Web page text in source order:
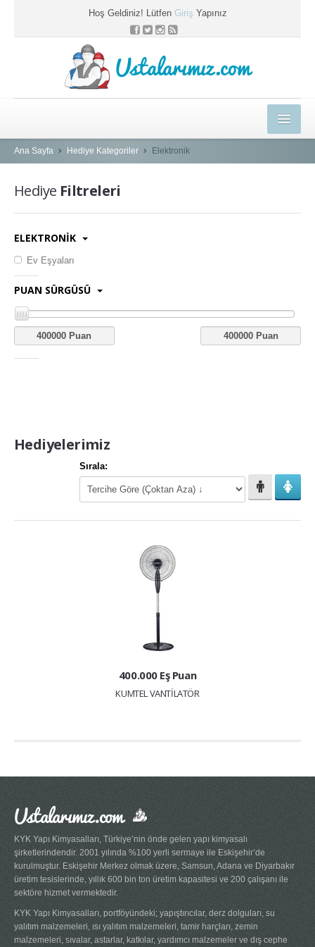
Hoş Geldiniz! Lütfen Giriş Yapınız
Ustalarımız.com
HEDİYELER
KYK BLOG
PROFESYONEL ÇÖZÜMLER
USTAMIZA ÖZEL
SEPETİM
Ana Sayfa Hediye Kategoriler Elektronik
Hediye Filtreleri
ELEKTRONİK
Ev Eşyaları
PUAN SÜRGÜSÜ
Hediyelerimiz
Sırala:
400.000 Eş Puan
KUMTEL VANTİLATÖR
Ustalarımız.com
KYK Yapı Kimyasalları, Türkiye’nin önde gelen yapı kimyasalı
şirketlerindendir. 2001 yılında %100 yerli sermaye ile Eskişehir’de
kurulmuştur. Eskişehir Merkez olmak üzere, Samsun, Adana ve Diyarbakır
üretim tesislerinde, yıllık 600 bin ton üretim kapasitesi ve 200 çalışanı ile
sektöre hizmet vermektedir.
KYK Yapı Kimyasalları, portföyündeki; yapıştırıcılar, derz dolguları, su
yalıtım malzemeleri, ısı yalıtım malzemeleri, tamir harçları, zemin
malzemeleri, sıvalar, astarlar, katkılar, yardımcı malzemeler ve dış cephe